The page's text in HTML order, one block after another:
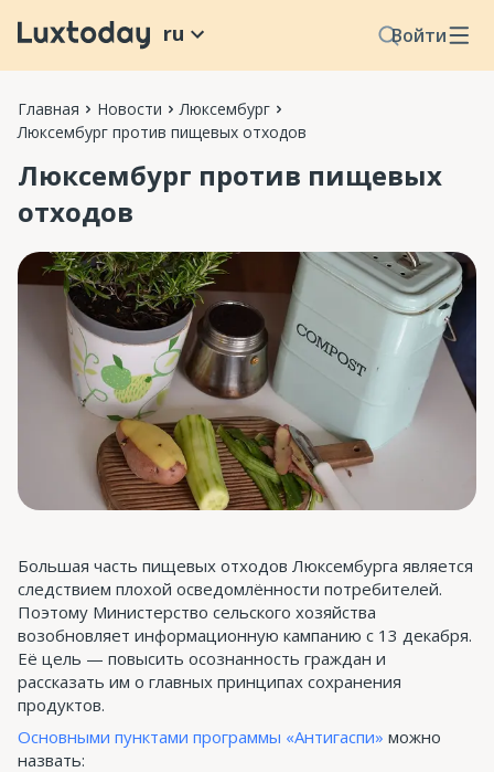
Войти
ru
Главная Новости
Люксембург
Люксембург против пищевых отходов
Люксембург против пищевых
отходов
Большая часть пищевых отходов Люксембурга является
следствием плохой осведомлённости потребителей.
Поэтому Министерство сельского хозяйства
возобновляет информационную кампанию с 13 декабря.
Её цель — повысить осознанность граждан и
рассказать им о главных принципах сохранения
продуктов.
Основными пунктами программы «Антигаспи» можно
назвать: